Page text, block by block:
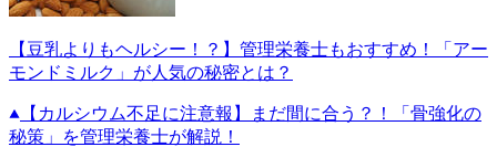
【豆乳よりもヘルシー！？】管理栄養士もおすすめ！「アー
モンドミルク」が人気の秘密とは？
【カルシウム不足に注意報】まだ間に合う？！「骨強化の
秘策」を管理栄養士が解説！